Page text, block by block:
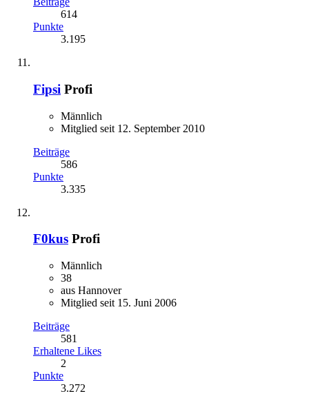
614
Punkte
3.195
Fipsi Profi
Männlich
Mitglied seit 12. September 2010
Beiträge
586
Punkte
3.335
F0kus Profi
Männlich
38
aus Hannover
Mitglied seit 15. Juni 2006
Beiträge
581
Erhaltene Likes
2
Punkte
3.272